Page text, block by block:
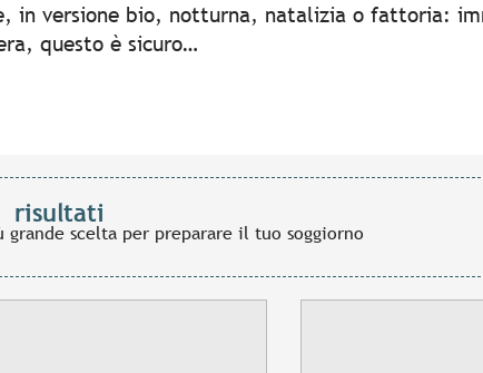
in versione bio, notturna, natalizia o fattoria:
questo è sicuro…
risultati
grande scelta per preparare il tuo soggiorno